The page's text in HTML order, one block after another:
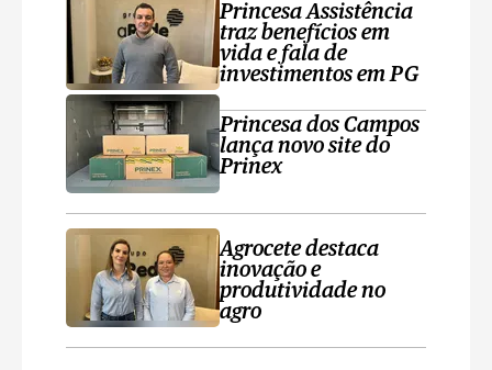
Princesa Assistência
traz benefícios em
vida e fala de
investimentos em PG
Princesa dos Campos
lança novo site do
Prinex
Agrocete destaca
inovação e
produtividade no
agro